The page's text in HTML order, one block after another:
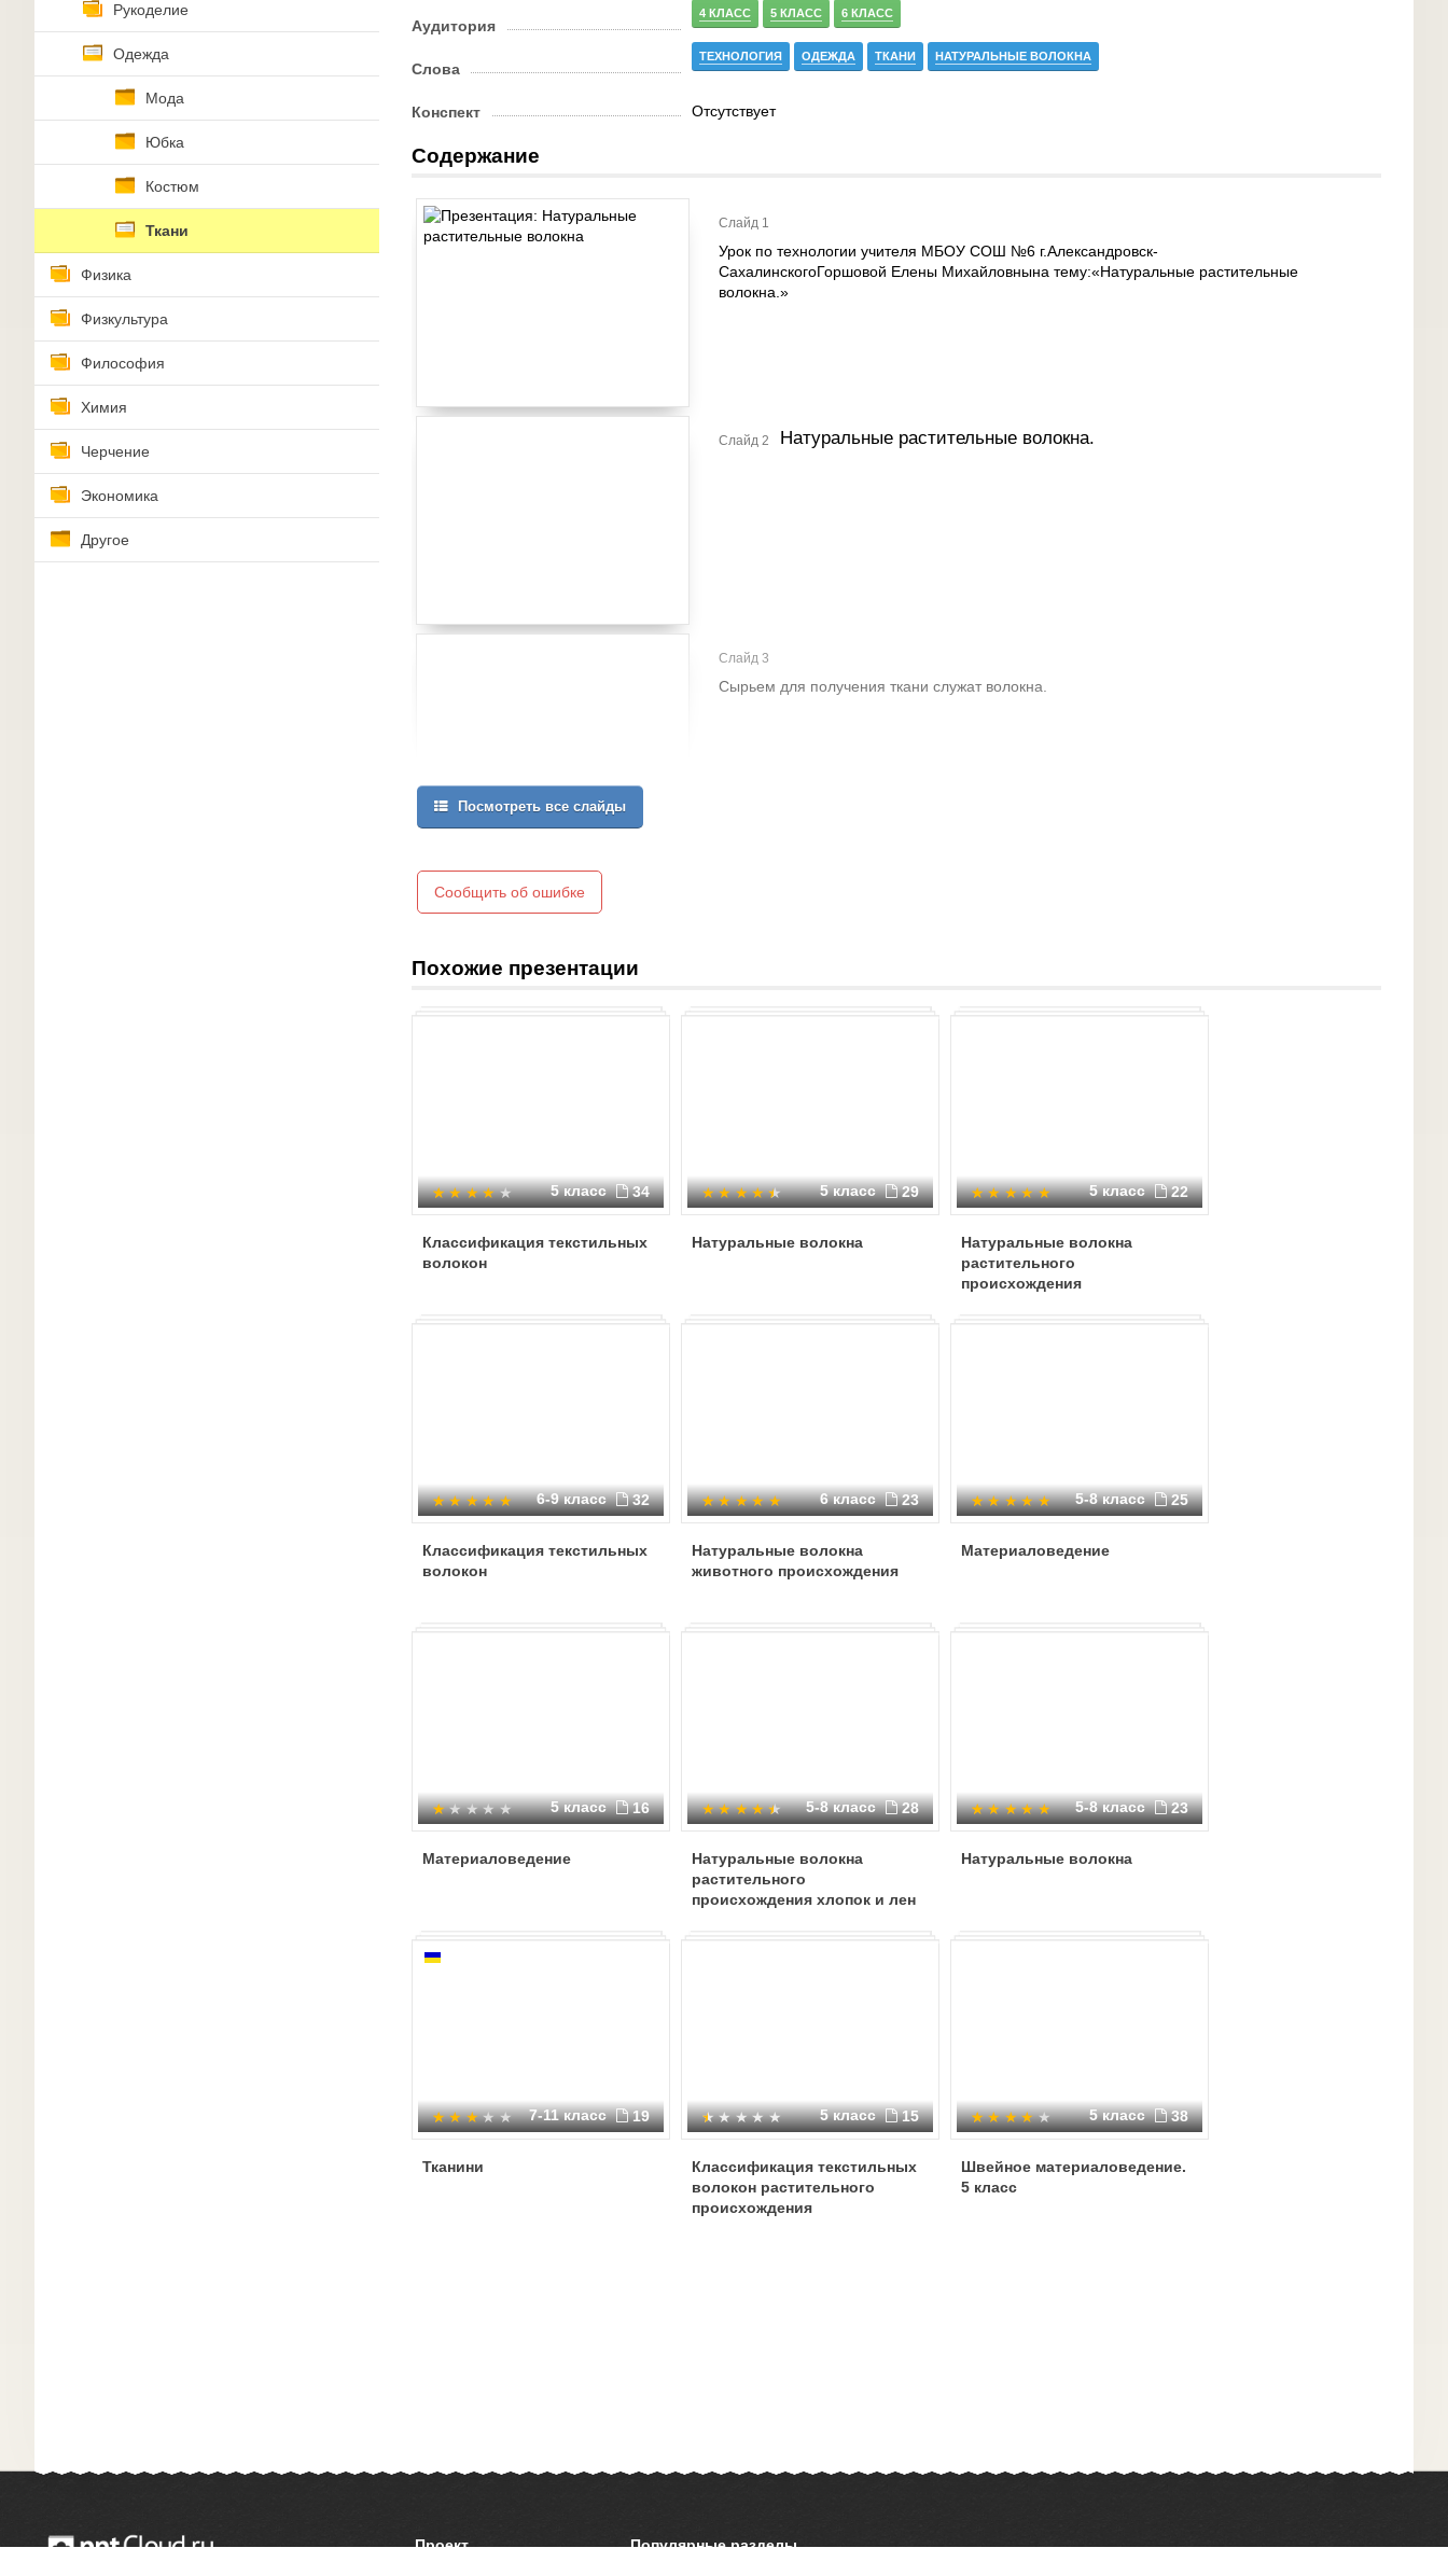
Рукоделие
Одежда
Мода
Юбка
Костюм
Ткани
Физика
Физкультура
Философия
Химия
Черчение
Экономика
Другое
Аудитория
4 КЛАСС 5 КЛАСС 6 КЛАСС
Слова
ТЕХНОЛОГИЯ ОДЕЖДА ТКАНИ НАТУРАЛЬНЫЕ ВОЛОКНА
Конспект Отсутствует
Содержание
Слайд 1
Урок по технологии учителя МБОУ СОШ №6 г.Александровск-
СахалинскогоГоршовой Елены Михайловнына тему:«Натуральные растительные
волокна.»
Слайд 2 Натуральные растительные волокна.
Слайд 3
Сырьем для получения ткани служат волокна.
Посмотреть все слайды
Сообщить об ошибке
Похожие презентации
5 класс 34
Классификация текстильных
волокон
5 класс 29
Натуральные волокна
5 класс 22
Натуральные волокна
растительного
происхождения
6-9 класс 32
Классификация текстильных
волокон
6 класс 23
Натуральные волокна
животного происхождения
5-8 класс 25
Материаловедение
5 класс 16
Материаловедение
5-8 класс 28
Натуральные волокна
растительного
происхождения хлопок и лен
5-8 класс 23
Натуральные волокна
7-11 класс 19
Тканини
5 класс 15
Классификация текстильных
волокон растительного
происхождения
5 класс 38
Швейное материаловедение.
5 класс
Проект
Популярные разделы